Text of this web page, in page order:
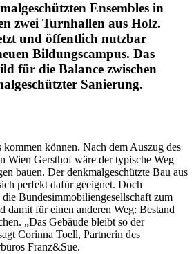
Ensembles in
zwei Turnhallen aus Holz.
und öffentlich nutzbar
Bildungscampus. Das
für die Balance zwischen
Sanierung.
kommen können. Nach dem Auszug des
Wien Gersthof wäre der typische Weg
bauen. Der denkmalgeschützte Bau aus
perfekt dafür geeignet. Doch
die Bundesimmobiliengesellschaft zum
damit für einen anderen Weg: Bestand
„Das Gebäude bleibt so der
Corinna Toell, Partnerin des
Franz&Sue.